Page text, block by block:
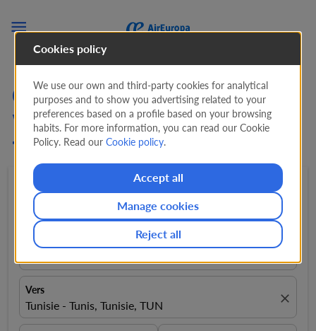

Cherchez des Offres de
Vols de Bruxelles vers
Tunis (BRU - TUN)
Aller-retour 1 Passagerexpand_more
De
close
Vers
Tunisie - Tunis, Tunisie, TUN close
Cookies policy
We use our own and third-party cookies for analytical
purposes and to show you advertising related to your
preferences based on a profile based on your browsing
habits. For more information, you can read our Cookie
Policy. Read ourCookie policy.
Accept all
Reject all
Manage cookies